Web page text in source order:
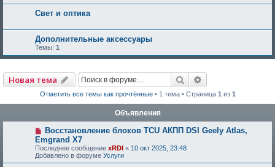
Свет и оптика
Дополнительные аксессуары
Темы: 1
Новая тема Поиск
Отметить все темы как прочтённые• 1 тема • Страница 1 из 1
Объявления
Восстановление блоков TCU АКПП DSI Geely Atlas,
Emgrand X7
Последнее сообщение xRDI « 10 окт 2025, 23:48
Добавлено в форуме Услуги